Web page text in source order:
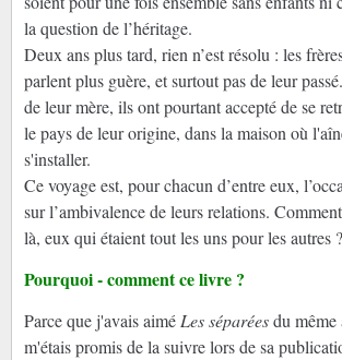
la question de l’héritage.
Deux ans plus tard, rien n’est résolu : les
parlent plus guère, et surtout pas de leur
de leur mère, ils ont pourtant accepté de se
le pays de leur origine, dans la maison où
s'installer.
Ce voyage est, pour chacun d’entre eux,
sur l’ambivalence de leurs relations.
là, eux qui étaient tout les uns pour les autres ?
Pourquoi - comment ce livre ?
Parce que j'avais aiméLes séparéesdu même
m'étais promis de la suivre lors de sa